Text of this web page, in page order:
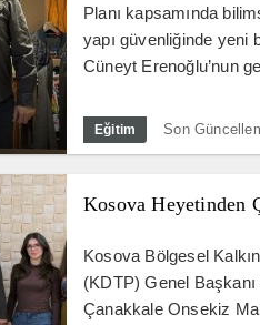
Planı kapsamında
yapı güvenliğinde yeni
Cüneyt Erenoğlu’nun
Eğitim Son
Kosova Heyetinden
Kosova Bölgesel
(KDTP) Genel
Çanakkale Onsekiz